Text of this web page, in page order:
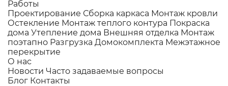
Работы
Проектирование Сборка каркаса Монтаж кровли
Остекление Монтаж теплого контура Покраска
дома Утепление дома Внешняя отделка Монтаж
поэтапно Разгрузка Домокомплекта Межэтажное
перекрытие
О нас
Новости Часто задаваемые вопросы
Блог Контакты